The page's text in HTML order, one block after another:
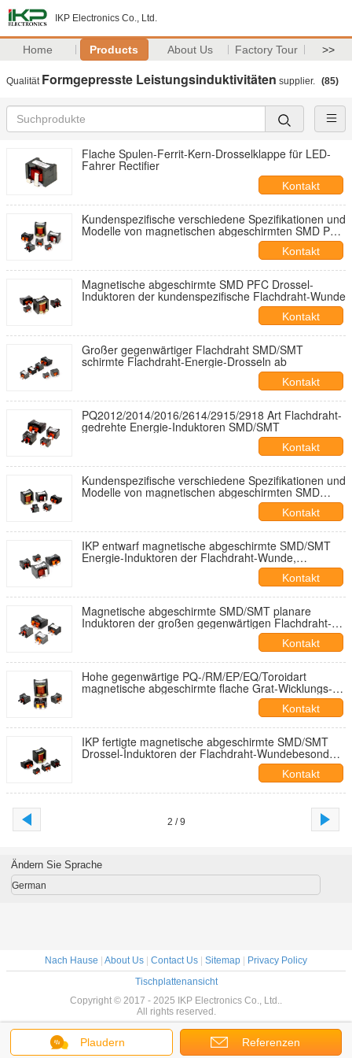
IKP Electronics Co., Ltd.
Home Products About Us Factory Tour >>
Qualität Formgepresste Leistungsinduktivitäten supplier. (85)
Flache Spulen-Ferrit-Kern-Drosselklappe für LED-
Fahrer Rectifier
Kontakt
Kundenspezifische verschiedene Spezifikationen und
Modelle von magnetischen abgeschirmten SMD PFC
Kontakt
Magnetische abgeschirmte SMD PFC Drossel-
Induktoren der kundenspezifische Flachdraht-Wunde
Kontakt
Großer gegenwärtiger Flachdraht SMD/SMT
schirmte Flachdraht-Energie-Drosseln ab
Kontakt
PQ2012/2014/2016/2614/2915/2918 Art Flachdraht-
gedrehte Energie-Induktoren SMD/SMT
Kontakt
Kundenspezifische verschiedene Spezifikationen und
Modelle von magnetischen abgeschirmten SMD
Energie-Induktoren der Flachdraht-Wunde
Kontakt
IKP entwarf magnetische abgeschirmte SMD/SMT
Energie-Induktoren der Flachdraht-Wunde,
Kontakt
Magnetische abgeschirmte SMD/SMT planare
Induktoren der großen gegenwärtigen Flachdraht-
Kontakt
Hohe gegenwärtige PQ-/RM/EP/EQ/Toroidart
magnetische abgeschirmte flache Grat-Wicklungs-
Kontakt
IKP fertigte magnetische abgeschirmte SMD/SMT
Drossel-Induktoren der Flachdraht-Wundebesonders
Kontakt
2 / 9
Plaudern Referenzen
Ändern Sie Sprache
German
Nach Hause About Us Contact Us Sitemap
Privacy Policy
Tischplattenansicht
Copyright © 2017 - 2025 IKP Electronics Co., Ltd..
All rights reserved.